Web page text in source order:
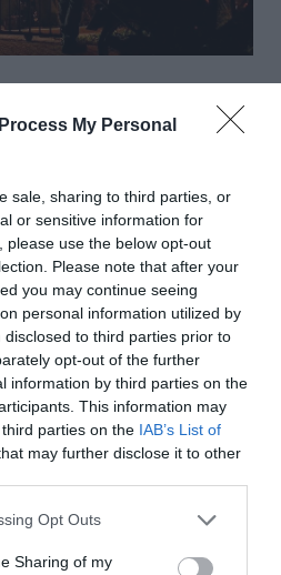
My Personal
sale, sharing to third parties, or
or sensitive information for
please use the below opt-out
Please note that after your
you may continue seeing
personal information utilized by
to third parties prior to
opt-out of the further
information by third parties on the
This information may
parties on the IAB’s List of
may further disclose it to other
app uses one or more Google
behaviour. You may click to
Opt Outs
Sharing of my